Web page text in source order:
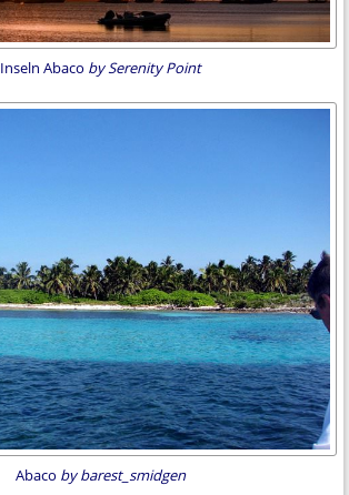
Inseln Abaco by Serenity Point
Abaco by barest_smidgen